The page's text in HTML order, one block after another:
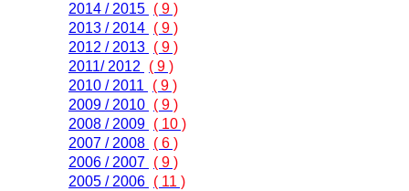
2014 / 2015 ( 9 )
2013 / 2014 ( 9 )
2012 / 2013 ( 9 )
2011/ 2012
( 9 )
2010 / 2011
( 9 )
2009 / 2010 ( 9 )
2008 / 2009 ( 10 )
2007 / 2008 ( 6 )
2006 / 2007 ( 9 )
2005 / 2006 ( 11 )